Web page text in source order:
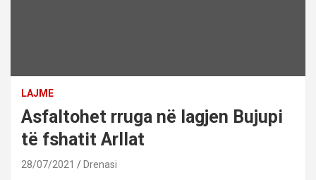
LAJME
Asfaltohet rruga në lagjen Bujupi
të fshatit Arllat
28/07/2021 Drenasi